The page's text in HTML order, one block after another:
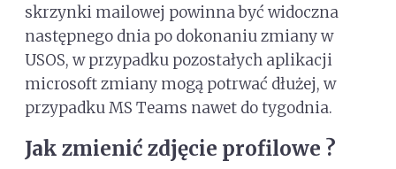
skrzynki mailowej powinna być widoczna
następnego dnia po dokonaniu zmiany w
USOS, w przypadku pozostałych aplikacji
microsoft zmiany mogą potrwać dłużej, w
przypadku MS Teams nawet do tygodnia.
Jak zmienić zdjęcie profilowe ?